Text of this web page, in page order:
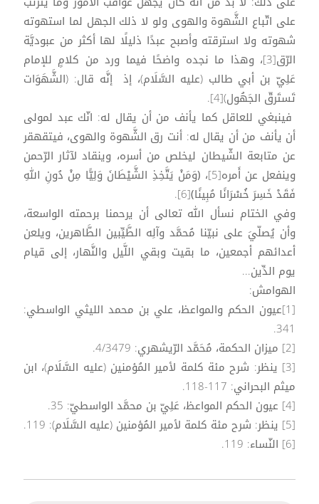
على اتّباع الشَّهوة والهوى ولو لا ذلك الجهل لما استهوته
شهوته ولا استرقته وأصبح عبدًا ذليلًا لها أكثر من عبوديَّة
الرّق[3]، وهذا ما نجده واضحًا فيما ورد من كلامٍ للإمام
عَلِيّ بن أبي طالب (عليه السَّلَام)، إذ إنَّه قال: (الشَّهَوَات
تَستَرقّ الجَهُول)[4].
فينبغي للعاقل كما يأنف من أن يقال له: انّك عبد لمولى
أن يأنف من أن يقال له: أنت رق الشَّهوة والهوى، فيتقهقر
عن متابعة الشّيطان ليخلص من أسره، وينقاد لآثار الرّحمن
وينفعل عن أَمره[5]، ﴿وَمَنْ يَتَّخِذِ الشَّيْطَانَ وَلِيًّا مِنْ دُونِ اللهِ
فَقَدْ خَسِرَ خُسْرَانًا مُبِينًا﴾[6].
وفي الختام نسأل الله تعالى أن يرحمنا برحمته الواسعة،
وأن يُصلّيَ على نبيّنا مُحمَّد وآلِه الطَّيِّبين الطَّاهرين، ويلعن
أعدائهم أجمعين، ما بقيت وبقي اللَّيل والنَّهار، إلى قيام
يوم الدِّين...
الهوامش:
[1]عيون الحكم والمواعظ، علي بن محمد الليثي الواسطي:
341.
[2] ميزان الحكمة، مُحَمَّد الرّيشهري: 4/3479.
[3] ينظر: شرح مئة كلمة لأمير المُؤمنين (عليه السَّلَام)، ابن
ميثم البحراني: 117-118.
[4] عيون الحكم المواعظ، عَلِيّ بن محمَّد الواسطيّ: 35.
[5] ينظر: شرح مئة كلمة لأمير المُؤمنين (عليه السَّلَام): 119.
[6] النّساء: 119.